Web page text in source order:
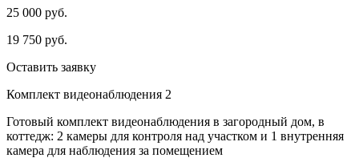
25 000 руб.
19 750 руб.
Оставить заявку
Комплект видеонаблюдения 2
Готовый комплект видеонаблюдения в загородный дом, в
коттедж: 2 камеры для контроля над участком и 1 внутренняя
камера для наблюдения за помещением